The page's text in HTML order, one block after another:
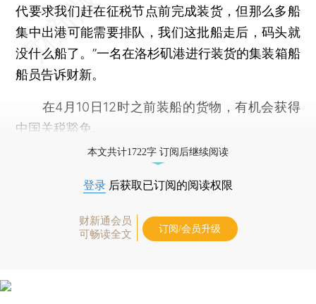
代要求我们赶在征税节点前完成装货，但那么多船
集中出港可能需要排队，我们这批船走后，码头就
没什么船了。”一名在洛杉矶港进行装货的集装箱船
船员告诉财新。
在4月10日12时之前装船的货物，有机会获得
中国关税豁免。
本文共计1722字 订阅后继续阅读
登录 后获取已订阅的阅读权限
财新通会员
可畅读全文
订阅/会员升级